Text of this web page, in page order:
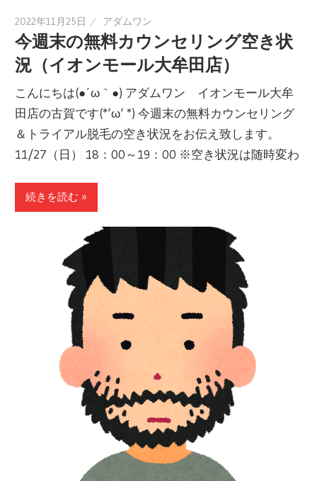
2022年11月25日 アダムワン
今週末の無料カウンセリング空き状
況（イオンモール大牟田店）
こんにちは(●´ω｀●) アダムワン イオンモール大牟
田店の古賀です(*‘ω‘ *) 今週末の無料カウンセリング
＆トライアル脱毛の空き状況をお伝え致します。
11/27（日） 18：00～19：00 ※空き状況は随時変わ
続きを読む »